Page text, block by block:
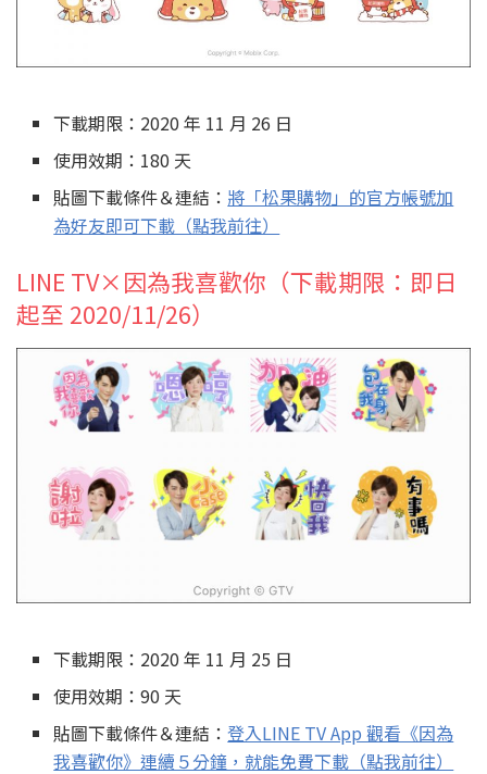
下載期限：2020 年 11 月 26 日
使用效期：180 天
貼圖下載條件＆連結： 將「松果購物」的官方帳號加
為好友即可下載（點我前往）
LINE TV×因為我喜歡你（下載期限：即日
起至 2020/11/26）
下載期限：2020 年 11 月 25 日
使用效期：90 天
貼圖下載條件＆連結：登入LINE TV App 觀看《因為
我喜歡你》連續５分鐘，就能免費下載（點我前往）